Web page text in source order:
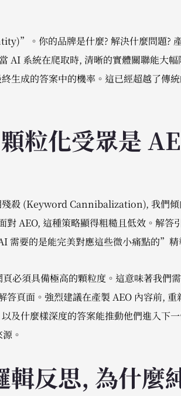
。你的品牌是什麼? 解決什麼問題?
AI 系統在爬取時, 清晰的實體關聯能大
生成的答案中的機率。這已經超越了傳
粒化受眾是
殘殺 (Keyword Cannibalization), 我們傾
AEO, 這種策略顯得粗糙且低效。解答
需要的是能完美對應這些微小痛點的”
必須具備極高的顆粒度。這意味著我們
頁面。強烈建議在產製 AEO 內容前,
及什麼樣深度的答案能推動他們進入下
。
輯反思, 為什